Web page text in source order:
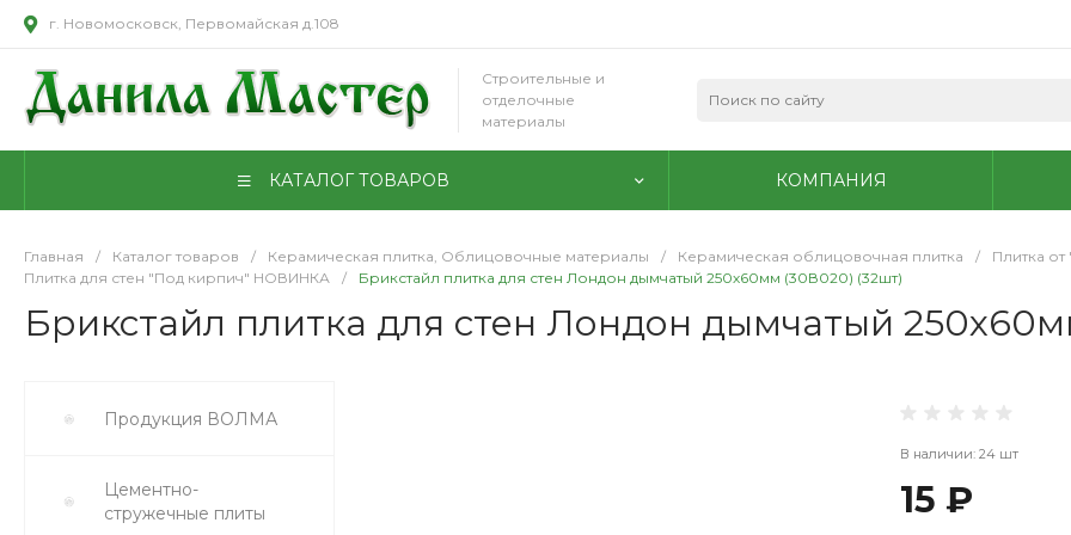
г. Новомосковск, Первомайская д.108
Строительные и
отделочные
материалы
КАТАЛОГ ТОВАРОВ КОМПАНИЯ
Главная / Каталог товаров / Керамическая плитка, Облицовочные материалы / Керамическая облицовочная плитка / Плитка
Плитка для стен "Под кирпич" НОВИНКА
/ Брикстайл плитка для стен Лондон дымчатый 250х60мм (30В020) (32шт)
Брикстайл плитка для стен Лондон дымчатый
Продукция ВОЛМА
Цементно-
стружечные плиты
В наличии: 24 шт
15 ₽